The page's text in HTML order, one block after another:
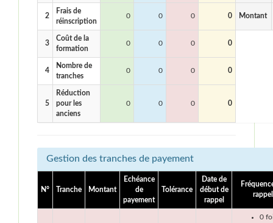
2
Frais de
réinscription
0 0 0 0 Montant
3
Coût de la
formation
0 0 0 0
4
Nombre de
tranches
0 0 0 0
5
Réduction
pour les
anciens
0 0 0 0
Gestion des tranches de payement
N° Tranche Montant
Echéance
de
payement
Tolérance
Date de
début de
rappel
rappel
0